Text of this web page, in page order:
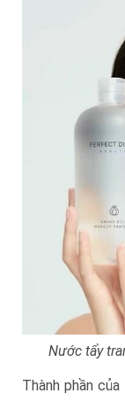
Nước tẩy
Thành phần